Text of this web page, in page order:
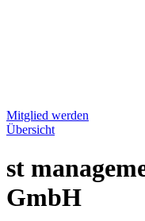
Mitglied werden
Übersicht
st
GmbH